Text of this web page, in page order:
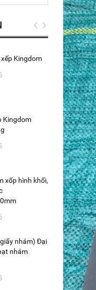
Kingdom
Kingdom
xốp hình khối,
nhám) Đại
nhám